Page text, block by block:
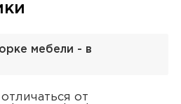
мебели - в
от